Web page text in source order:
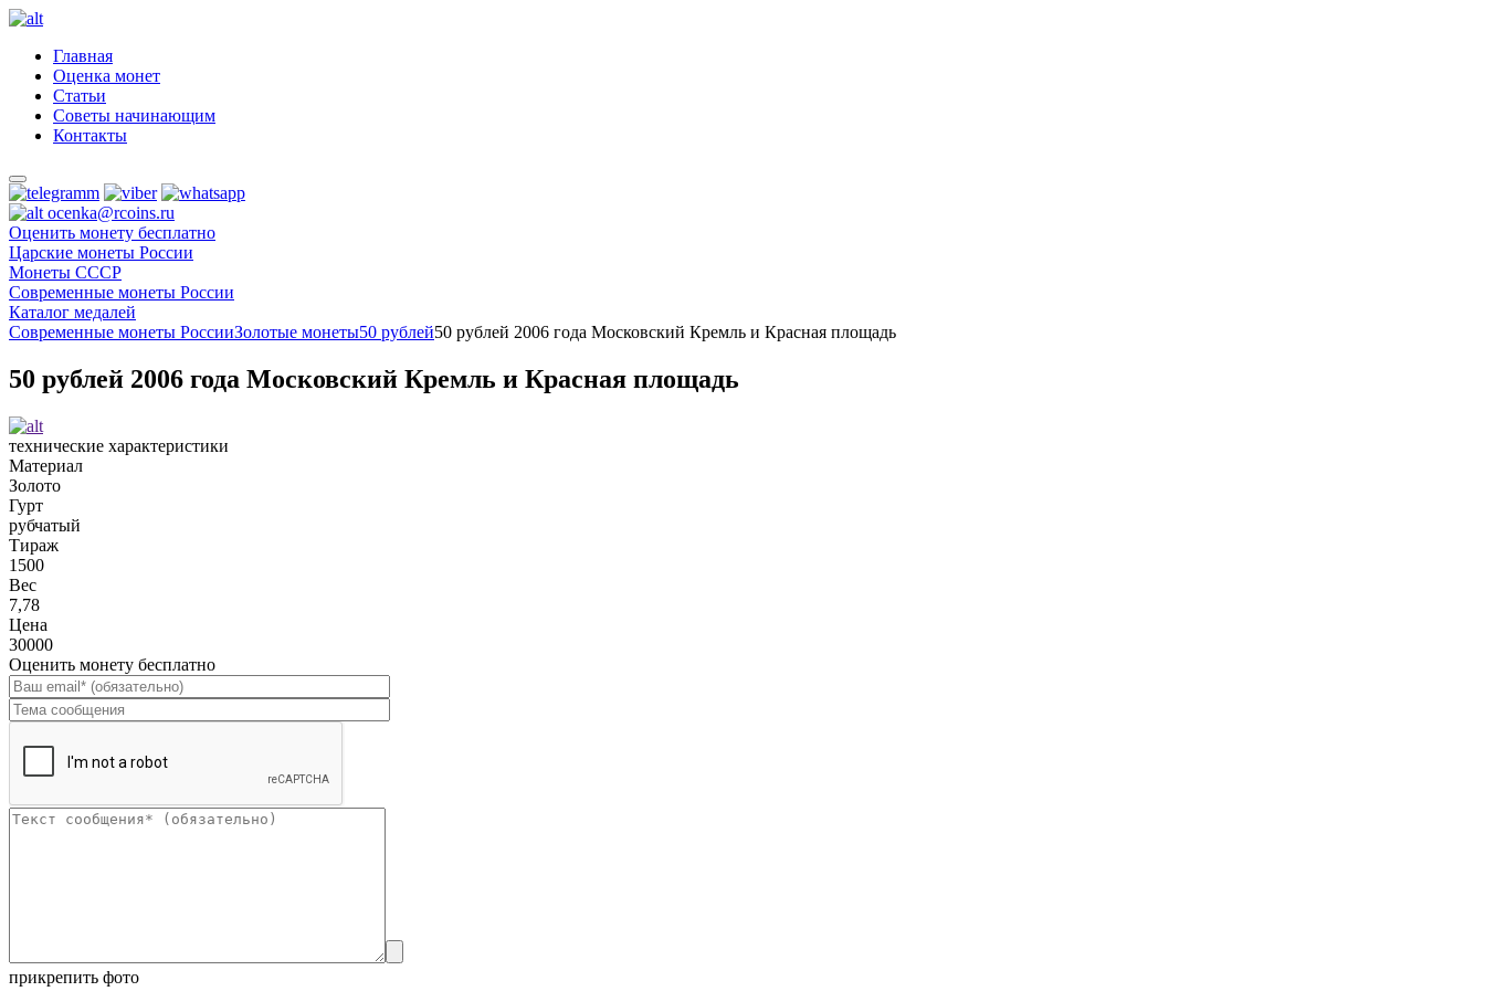
Главная
Оценка монет
Статьи
Советы начинающим
Контакты
ocenka@rcoins.ru
Оценить монету бесплатно
Царские монеты России
Монеты СССР
Современные монеты России
Каталог медалей
Современные монеты РоссииЗолотые монеты50 рублей50 рублей 2006 года Московский Кремль и Красная площадь
50 рублей 2006 года Московский Кремль и Красная площадь
технические характеристики
Материал
Золото
Гурт
рубчатый
Тираж
1500
Вес
7,78
Цена
30000
Оценить монету бесплатно
прикрепить фото